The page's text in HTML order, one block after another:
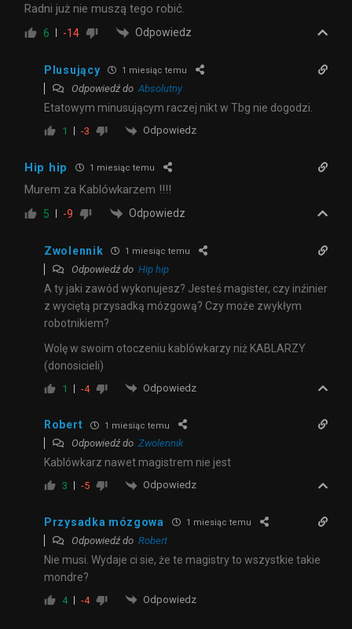
Radni już nie muszą tego robić.
6 -14 Odpowiedz
Plusujący 1 miesiąc temu
Odpowiedź do Absolutny
Etatowym minusującym raczej nikt w Tbg nie dogodzi.
1 -3 Odpowiedz
Hip hip 1 miesiąc temu
Murem za Kablówkarzem !!!!
5 -9 Odpowiedz
Zwolennik 1 miesiąc temu
Odpowiedź do Hip hip
A ty jaki zawód wykonujesz? Jesteś magister, czy inźinier
z wyciętą przysadką mózgową? Czy może zwykłym
robotnikiem?
Wolę w swoim otoczeniu kablówkarzy niż KABLARZY
(donosicieli)
1 -4 Odpowiedz
Robert 1 miesiąc temu
Odpowiedź do Zwolennik
Kablówkarz nawet magistrem nie jest
3 -5 Odpowiedz
Przysadka mózgowa 1 miesiąc temu
Odpowiedź do Robert
Nie musi. Wydaje ci sie, że te magistry to wszystkie takie
mondre?
4 -4 Odpowiedz